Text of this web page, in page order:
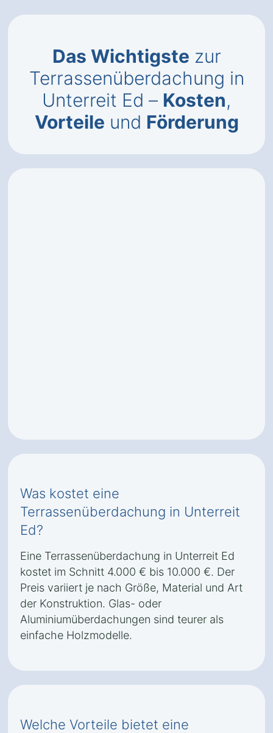
Das Wichtigste zur
Terrassenüberdachung in
Unterreit Ed – Kosten,
Vorteile und Förderung
Was kostet eine
Terrassenüberdachung in Unterreit
Ed?
Eine Terrassenüberdachung in Unterreit Ed
kostet im Schnitt 4.000 € bis 10.000 €. Der
Preis variiert je nach Größe, Material und Art
der Konstruktion. Glas- oder
Aluminiumüberdachungen sind teurer als
einfache Holzmodelle.
Welche Vorteile bietet eine